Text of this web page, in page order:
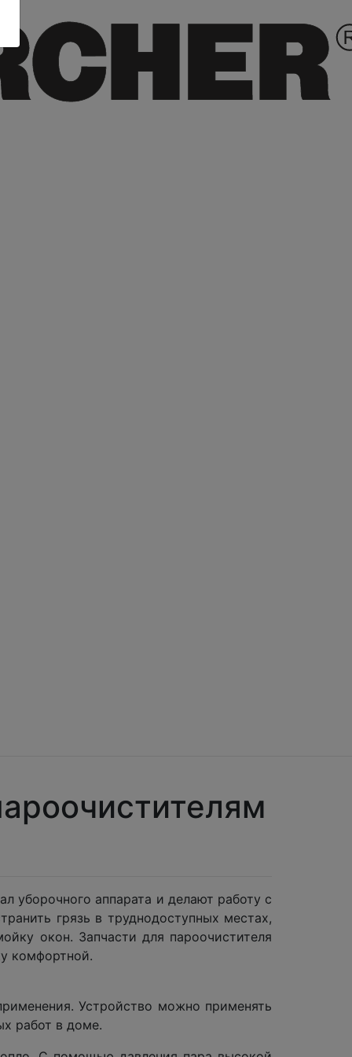
уборочного аппарата и делают работу с
грязь в труднодоступных местах,
окон. Запчасти для пароочистителя
комфортной.
Устройство можно применять
работ в доме.